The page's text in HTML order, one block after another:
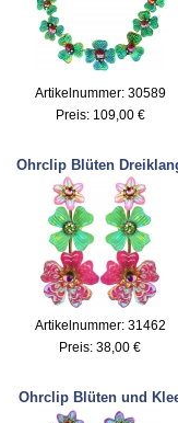
Artikelnummer: 30589
Preis: 109,00 €
Ohrclip Blüten
Artikelnummer: 31462
Preis: 38,00 €
Ohrclip Blüten und